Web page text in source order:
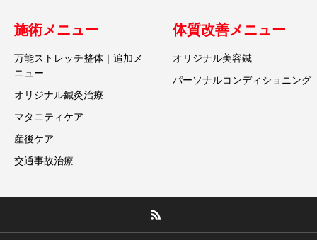
施術メニュー
万能ストレッチ整体｜追加メ
ニュー
オリジナル鍼灸治療
マタニティケア
産後ケア
交通事故治療
体質改善メニュー
オリジナル美容鍼
パーソナルコンディショニング